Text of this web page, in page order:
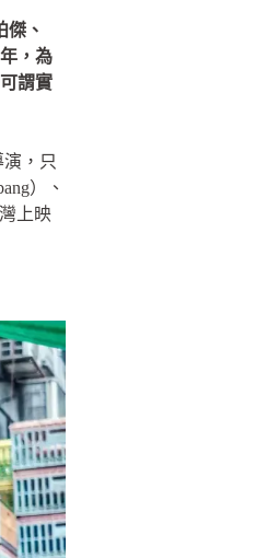
傑、
，為
謂實
，只
）、
上映